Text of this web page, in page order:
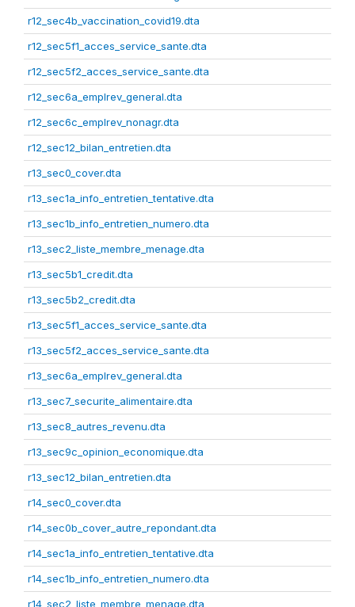
r12_sec4b_vaccination_covid19.dta
r12_sec5f1_acces_service_sante.dta
r12_sec5f2_acces_service_sante.dta
r12_sec6a_emplrev_general.dta
r12_sec6c_emplrev_nonagr.dta
r12_sec12_bilan_entretien.dta
r13_sec0_cover.dta
r13_sec1a_info_entretien_tentative.dta
r13_sec1b_info_entretien_numero.dta
r13_sec2_liste_membre_menage.dta
r13_sec5b1_credit.dta
r13_sec5b2_credit.dta
r13_sec5f1_acces_service_sante.dta
r13_sec5f2_acces_service_sante.dta
r13_sec6a_emplrev_general.dta
r13_sec7_securite_alimentaire.dta
r13_sec8_autres_revenu.dta
r13_sec9c_opinion_economique.dta
r13_sec12_bilan_entretien.dta
r14_sec0_cover.dta
r14_sec0b_cover_autre_repondant.dta
r14_sec1a_info_entretien_tentative.dta
r14_sec1b_info_entretien_numero.dta
r14_sec2_liste_membre_menage.dta